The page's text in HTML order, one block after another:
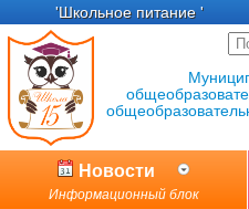
'Школьное питание '
Новости
Информационный блок